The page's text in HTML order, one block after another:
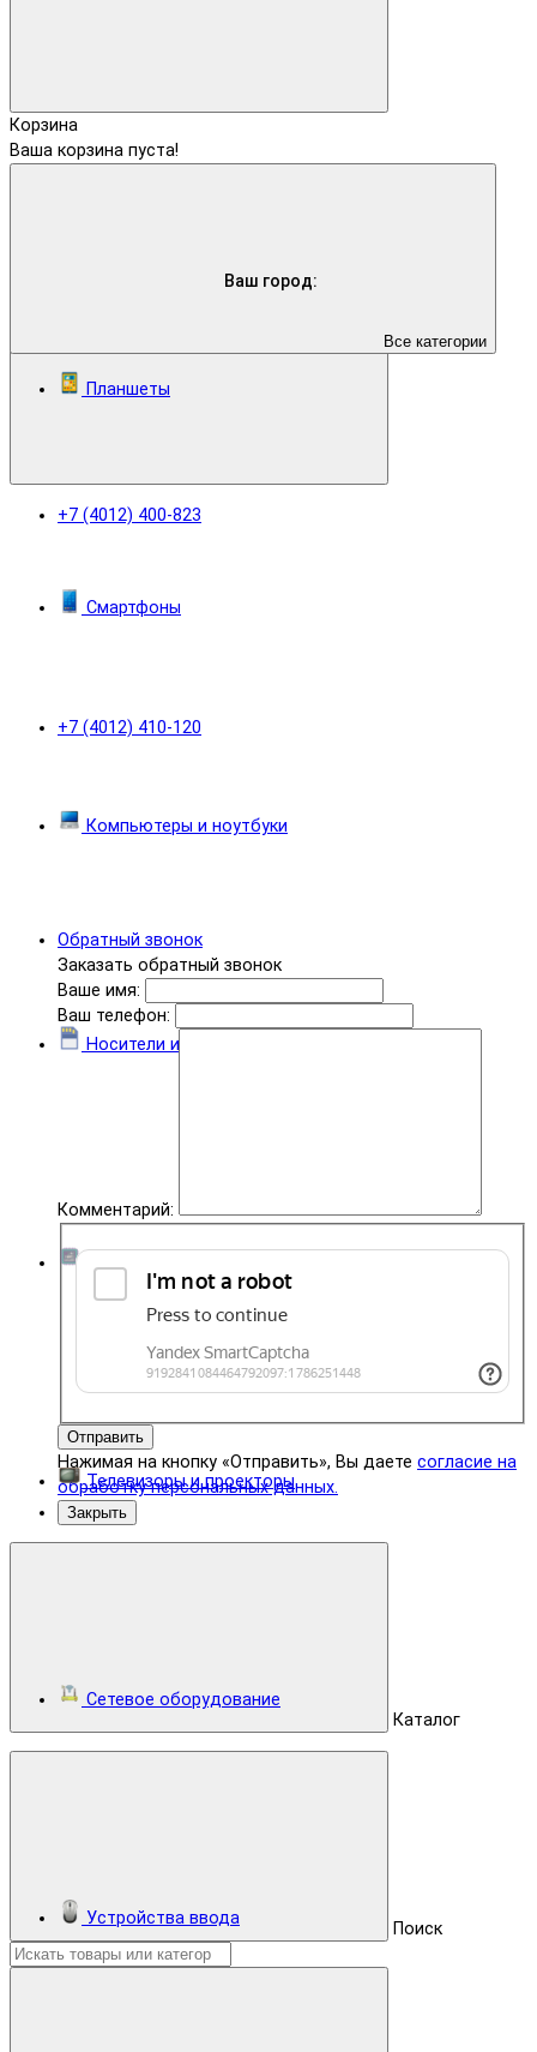
Ваш город:
+7 (4012) 400-823
+7 (4012) 410-120
Обратный звонок
Заказать обратный звонок
Ваше имя:
Ваш телефон:
Комментарий:
Отправить
Нажимая на кнопку «Отправить», Вы даете согласие на
обработку персональных данных.
Закрыть
Каталог
Поиск
Корзина
Ваша корзина пуста!
Все категории
Планшеты
Смартфоны
Компьютеры и ноутбуки
Носители информации
Комплектующие
Телевизоры и проекторы
Сетевое оборудование
Устройства ввода